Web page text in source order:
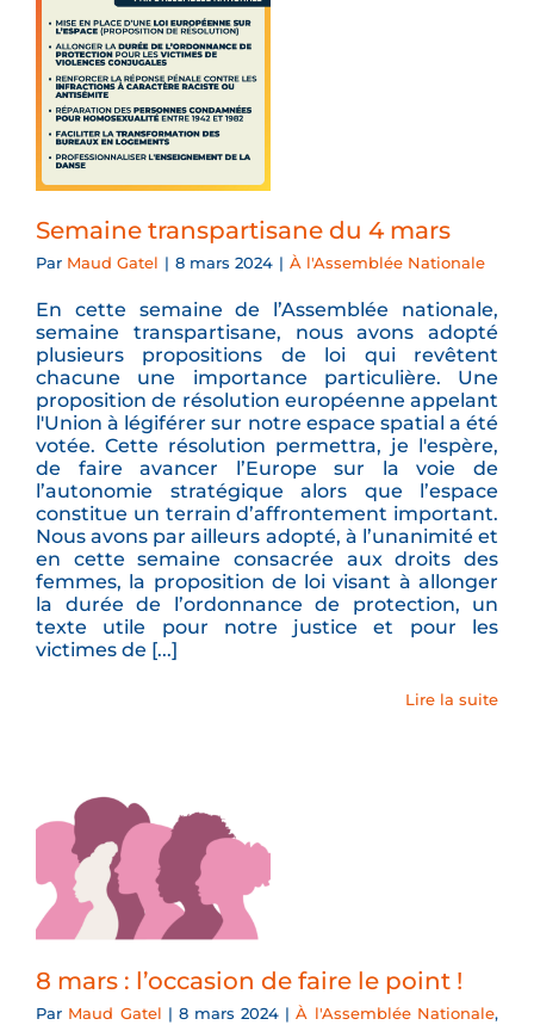
Semaine transpartisane du 4 mars
Par Maud Gatel | 8 mars 2024 | À l'Assemblée Nationale
En cette semaine de l’Assemblée nationale,
semaine transpartisane, nous avons adopté
plusieurs propositions de loi qui revêtent
chacune une importance particulière. Une
proposition de résolution européenne appelant
l'Union à légiférer sur notre espace spatial a été
votée. Cette résolution permettra, je l'espère,
de faire avancer l’Europe sur la voie de
l’autonomie stratégique alors que l’espace
constitue un terrain d’affrontement important.
Nous avons par ailleurs adopté, à l’unanimité et
en cette semaine consacrée aux droits des
femmes, la proposition de loi visant à allonger
la durée de l’ordonnance de protection, un
texte utile pour notre justice et pour les
victimes de [...]
Lire la suite
8 mars : l’occasion de faire le point !
Par Maud Gatel | 8 mars 2024 | À l'Assemblée Nationale,